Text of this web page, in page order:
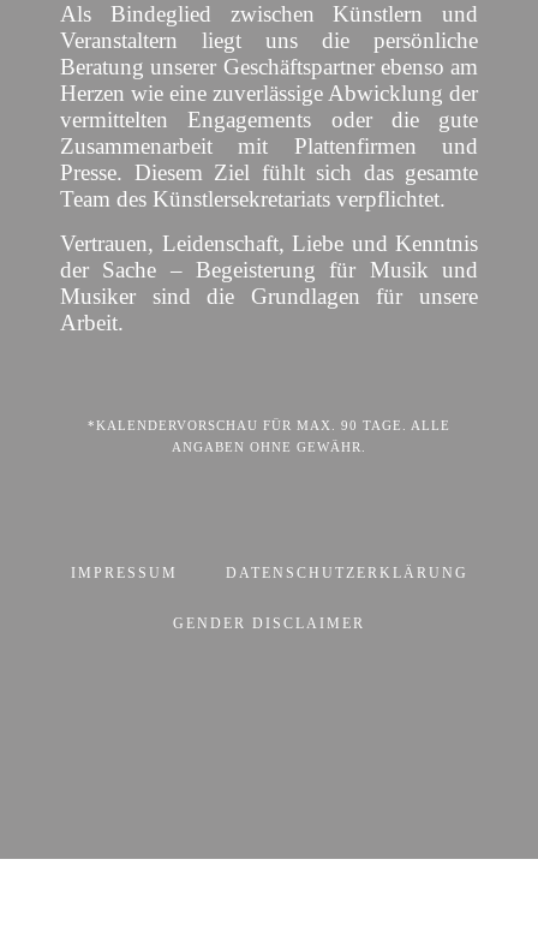
Als Bindeglied zwischen Künstlern und
Veranstaltern liegt uns die persönliche
Beratung unserer Geschäftspartner ebenso am
Herzen wie eine zuverlässige Abwicklung der
vermittelten Engagements oder die gute
Zusammenarbeit mit Plattenfirmen und
Presse. Diesem Ziel fühlt sich das gesamte
Team des Künstlersekretariats verpflichtet.
Vertrauen, Leidenschaft, Liebe und Kenntnis
der Sache – Begeisterung für Musik und
Musiker sind die Grundlagen für unsere
Arbeit.
*KALENDERVORSCHAU FÜR MAX. 90 TAGE. ALLE
ANGABEN OHNE GEWÄHR.
IMPRESSUM DATENSCHUTZERKLÄRUNG
GENDER DISCLAIMER